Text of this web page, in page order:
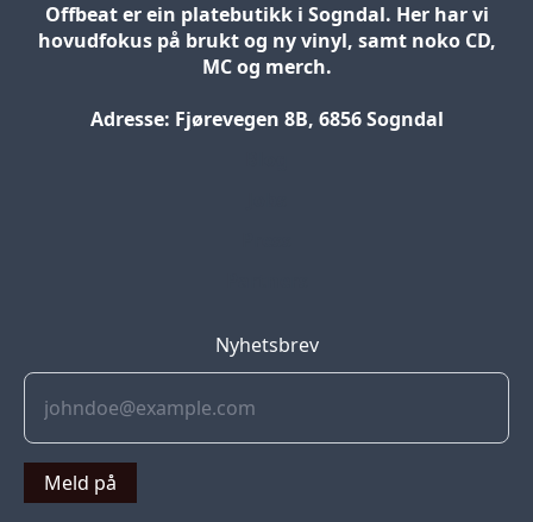
Offbeat er ein platebutikk i Sogndal. Her har vi
hovudfokus på brukt og ny vinyl, samt noko CD,
MC og merch.
Adresse: Fjørevegen 8B, 6856 Sogndal
Nyhetsbrev
Meld på